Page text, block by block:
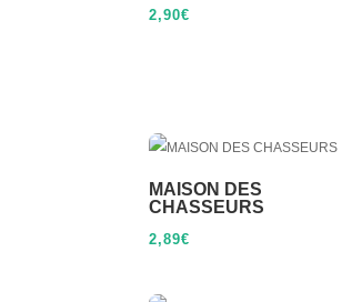
2,90€
MAISON DES
CHASSEURS
2,89€